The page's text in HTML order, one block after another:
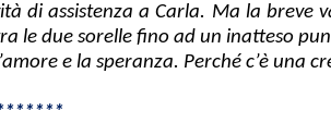
di assistenza a Carla. Ma la
due sorelle fino ad un inatteso
e la speranza. Perché c’è una